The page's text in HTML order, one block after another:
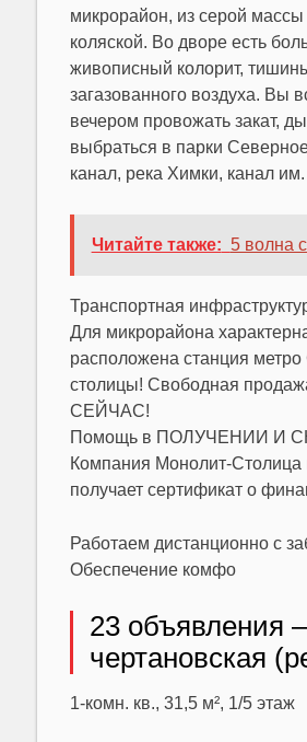
микрорайон, из серой
коляской. Во дворе есть
живописный колорит,
загазованного воздуха. Вы
вечером провожать закат,
выбраться в парки
канал, река Химки, канал
Читайте также: 5 волна
Транспортная
Для микрорайона
расположена станция
столицы! Свободная
СЕЙЧАС!
Помощь в ПОЛУЧЕНИИ И
Компания Монолит-Столица
получает сертификат о
Работаем дистанционно с
Обеспечение комфо
23 объявления
чертановская
1-комн. кв., 31,5 м², 1/5 этаж